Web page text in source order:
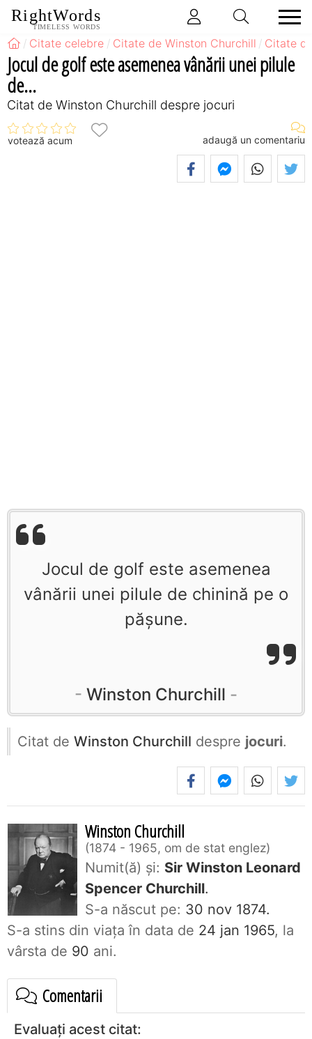
RightWords
TIMELESS WORDS
Citate celebre Citate de Winston Churchill Citate
Jocul de golf este asemenea vânării unei pilule
de...
Citat de Winston Churchill despre jocuri
votează acum adaugă un comentariu
Jocul de golf este asemenea
vânării unei pilule de chinină pe o
păşune.
Winston Churchill
Citat de Winston Churchill despre jocuri.
Winston Churchill
1874 - 1965, om de stat englez
Numit(ă) și: Sir Winston Leonard
Spencer Churchill.
S-a născut pe: 30 nov 1874.
S-a stins din viaţa în data de 24 jan 1965, la
vârsta de 90 ani.
Comentarii
Evaluați acest citat: